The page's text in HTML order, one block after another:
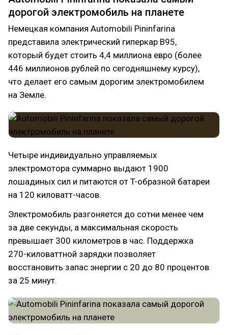
дорогой электромобиль на планете
Немецкая компания Automobili Pininfarina
представила электрический гиперкар B95,
который будет стоить 4,4 миллиона евро (более
446 миллионов рублей по сегодняшнему курсу),
что делает его самым дорогим электромобилем
на Земле.
Четыре индивидуально управляемых
электромотора суммарно выдают 1900
лошадиных сил и питаются от T-образной батареи
на 120 киловатт-часов.
Электромобиль разгоняется до сотни менее чем
за две секунды, а максимальная скорость
превышает 300 километров в час. Поддержка
270-киловаттной зарядки позволяет
восстановить запас энергии с 20 до 80 процентов
за 25 минут.